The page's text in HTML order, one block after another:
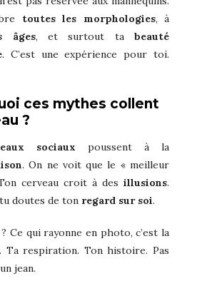
toutes les morphologies, à
âges, et surtout tabeauté
. C’est une expérience pour toi.
ces mythes collent
?
sociaux poussent à la
. On ne voit que le « meilleur
cerveau croit à des illusions.
doutes de ton regard sur soi.
Ce qui rayonne en photo, c’est la
Ta respiration. Ton histoire. Pas
jean.